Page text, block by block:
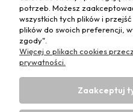
O nas
Projekt i
DANE
potrzeb. Możesz
wszystkich tych plików i
plików do swoich preferencji,
zgody".
Więcej o plikach cookies
prywatności.
Zaakceptuj